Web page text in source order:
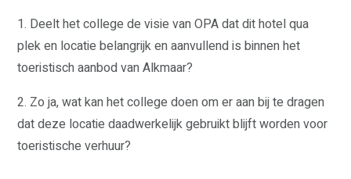
CULTUUR EN KUNST
VERKEER
SOCIAAL
DIVERSITEIT EN INTEGRATIE
SPORT
FINANCIËN
STRATEGISCHE POSITIE
1. Deelt het college de visie van OPA dat dit hotel qua
plek en locatie belangrijk en aanvullend is binnen het
toeristisch aanbod van Alkmaar?
2. Zo ja, wat kan het college doen om er aan bij te dragen
dat deze locatie daadwerkelijk gebruikt blijft worden voor
toeristische verhuur?